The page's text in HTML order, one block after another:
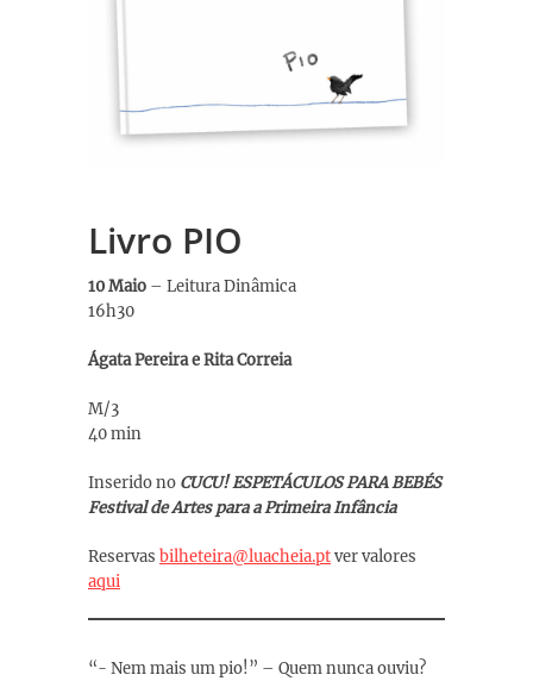
Livro PIO
10 Maio – Leitura Dinâmica
16h30
Ágata Pereira e Rita Correia
M/3
40 min
Inserido no CUCU! ESPETÁCULOS PARA BEBÉS
Festival de Artes para a Primeira Infância
Reservas bilheteira@luacheia.ptver valores
aqui
“- Nem mais um pio!” – Quem nunca ouviu?